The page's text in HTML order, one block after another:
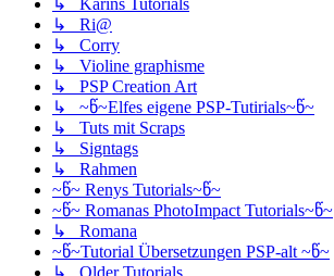
↳ Ri@
↳ Corry
↳ Violine graphisme
↳ PSP Creation Art
↳ ~წ~Elfes eigene PSP-Tutirials~წ~
↳ Tuts mit Scraps
↳ Signtags
↳ Rahmen
~წ~ Renys Tutorials~წ~
~წ~ Romanas PhotoImpact Tutorials~წ~
↳ Romana
~წ~Tutorial Übersetzungen PSP-alt ~წ~
↳ Older Tutorials